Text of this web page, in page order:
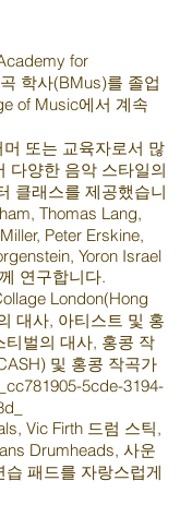
for
학사(BMus)를 졸업
of Music에서 계속
또는 교육자로서 많
다양한 음악 스타일의
클래스를 제공했습니
Thomas Lang,
Peter Erskine,
Yoron Israel
연구합니다.
London(Hong
대사, 아티스트 및 홍
티벌의 대사, 홍콩 작
및 홍콩 작곡가
5cde-3194-
Vic Firth 드럼 스틱,
Drumheads, 사운
패드를 자랑스럽게